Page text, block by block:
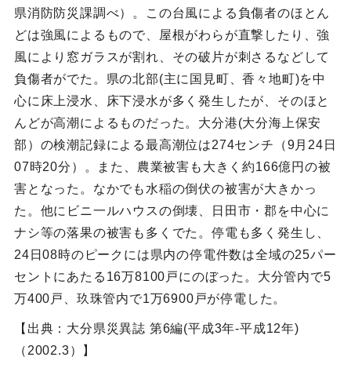
県消防防災課調べ）。この台風による負傷者のほとん
どは強風によるもので、屋根がわらが直撃したり、強
風により窓ガラスが割れ、その破片が刺さるなどして
負傷者がでた。県の北部(主に国見町、香々地町)を中
心に床上浸水、床下浸水が多く発生したが、そのほと
んどが高潮によるものだった。大分港(大分海上保安
部）の検潮記録による最高潮位は274センチ（9月24日
07時20分）。また、農業被害も大きく約166億円の被
害となった。なかでも水稲の倒伏の被害が大きかっ
た。他にビニ一ルハウスの倒壊、日田市・郡を中心に
ナシ等の落果の被害も多くでた。停電も多く発生し、
24日08時のピークには県内の停電件数は全域の25パー
セントにあたる16万8100戸にのぼった。大分管内で5
万400戸、玖珠管内で1万6900戸が停電した。
【出典：大分県災異誌 第6編(平成3年-平成12年)
（2002.3）】